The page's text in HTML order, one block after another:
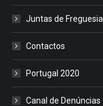
Juntas de Freguesia
Contactos
Portugal 2020
Canal de Denúncias